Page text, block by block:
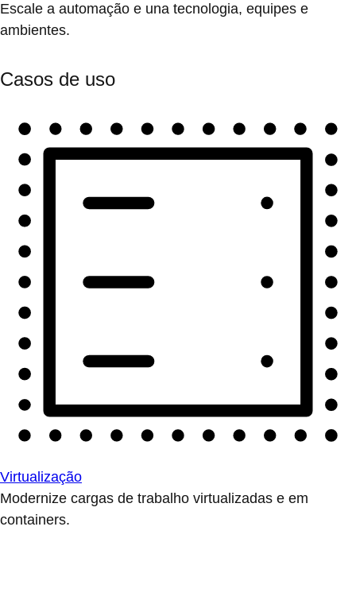
Escale a automação e una tecnologia, equipes e
ambientes.
Casos de uso
Virtualização
Modernize cargas de trabalho virtualizadas e em
containers.